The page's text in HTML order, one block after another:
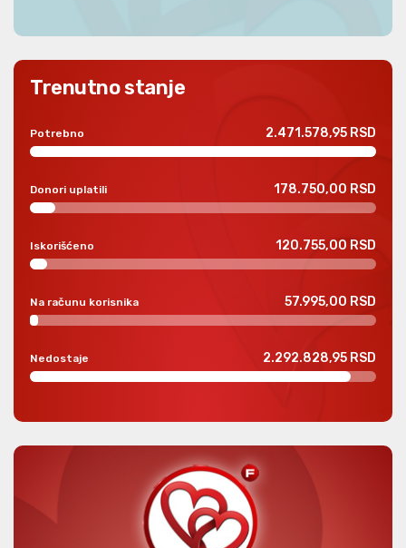
Trenutno stanje
Potrebno 2.471.578,95 RSD
Donori uplatili 178.750,00 RSD
Iskorišćeno 120.755,00 RSD
Na računu korisnika 57.995,00 RSD
Nedostaje 2.292.828,95 RSD